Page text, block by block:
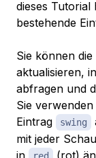
dieses
bestehende
Sie können
aktualisieren,
abfragen und
Sie
Eintrag
swing
mit jeder